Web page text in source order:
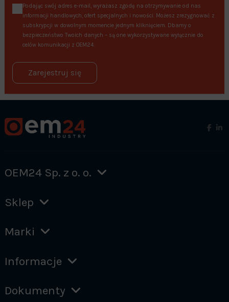
Podając swój adres e-mail, wyrażasz zgodę na otrzymywanie od nas
informacji handlowych, ofert specjalnych i nowości. Możesz zrezygnować z
subskrypcji w dowolnym momencie jednym kliknięciem. Dbamy o
bezpieczeństwo Twoich danych – są one wykorzystywane wyłącznie do
celów komunikacji z OEM24.
Zarejestruj się
OEM24 Sp. z o. o.
Sklep
Marki
Informacje
Dokumenty